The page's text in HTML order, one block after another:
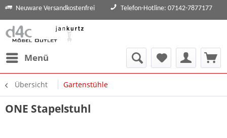
Neuware Versandkostenfrei Telefon-Hotline: 07142-7877177
Menü
Übersicht Gartenstühle
ONE Stapelstuhl